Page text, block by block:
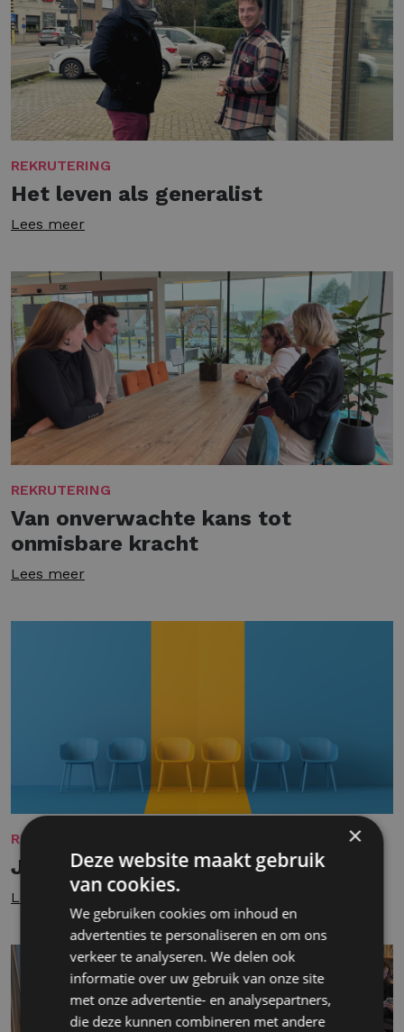
REKRUTERING
Het leven als generalist
Lees meer
REKRUTERING
Van onverwachte kans tot
onmisbare kracht
Lees meer
REKRUTERING
Jonge talenten aan zet
Lees meer
×
Deze website maakt gebruik
van cookies.
We gebruiken cookies om inhoud en
advertenties te personaliseren en om ons
verkeer te analyseren. We delen ook
informatie over uw gebruik van onze site
met onze advertentie- en analysepartners,
die deze kunnen combineren met andere